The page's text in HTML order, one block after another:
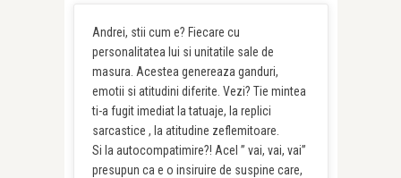
Andrei, stii cum e? Fiecare cu
personalitatea lui si unitatile sale de
masura. Acestea genereaza ganduri,
emotii si atitudini diferite. Vezi? Tie mintea
ti-a fugit imediat la tatuaje, la replici
sarcastice , la atitudine zeflemitoare.
Si la autocompatimire?! Acel ” vai, vai, vai”
presupun ca e o insiruire de suspine care,